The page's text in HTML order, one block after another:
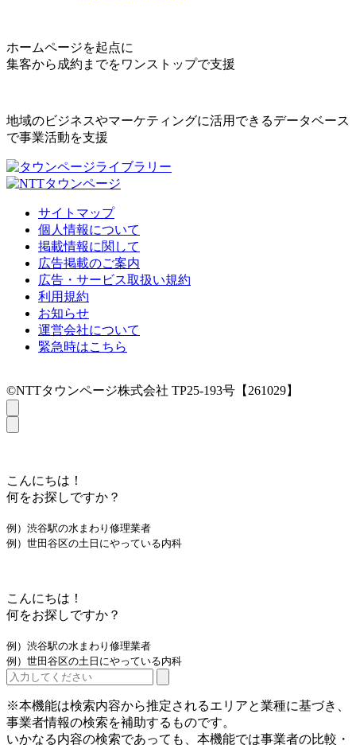
ホームページを起点に
集客から成約までをワンストップで支援
地域のビジネスやマーケティングに活用できるデータベース
で事業活動を支援
サイトマップ
個人情報について
掲載情報に関して
広告掲載のご案内
広告・サービス取扱い規約
利用規約
お知らせ
運営会社について
緊急時はこちら
©NTTタウンページ株式会社 TP25-193号【261029】
こんにちは！
何をお探しですか？
例）渋谷駅の水まわり修理業者
例）世田谷区の土日にやっている内科
こんにちは！
何をお探しですか？
例）渋谷駅の水まわり修理業者
例）世田谷区の土日にやっている内科
※本機能は検索内容から推定されるエリアと業種に基づき、
事業者情報の検索を補助するものです。
いかなる内容の検索であっても、本機能では事業者の比較・